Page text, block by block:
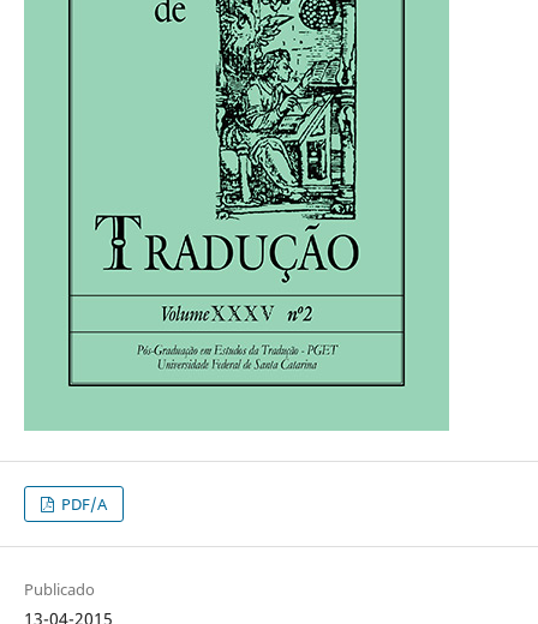
PDF/A
Publicado
13-04-2015